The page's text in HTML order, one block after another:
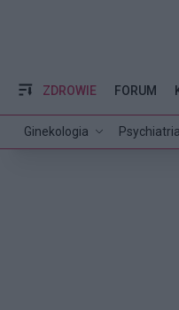
ZDROWIE
Ginekologia Psychiatria
FORUM